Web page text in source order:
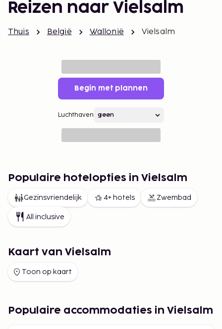
Reizen naar Vielsalm
Thuis België Wallonië Vielsalm
Begin met plannen
Luchthaven
Populaire hotelopties in Vielsalm
Gezinsvriendelijk 4+ hotels Zwembad
All inclusive
Kaart van Vielsalm
Toon op kaart
Populaire accommodaties in Vielsalm